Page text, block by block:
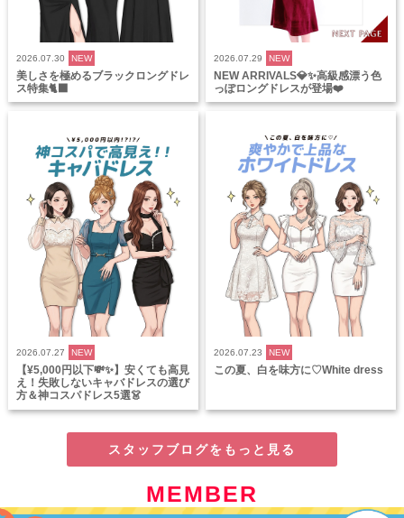
2026.07.30 NEW
美しさを極めるブラックロングドレ
ス特集🐈‍⬛
2026.07.29 NEW
NEW ARRIVALS💎✨高級感漂う色
っぽロングドレスが登場❤️
2026.07.27 NEW
【¥5,000円以下💸✨】安くても高見
え！失敗しないキャバドレスの選び
方＆神コスパドレス5選👗
2026.07.23 NEW
この夏、白を味方に♡White dress
スタッフブログをもっと見る
MEMBER